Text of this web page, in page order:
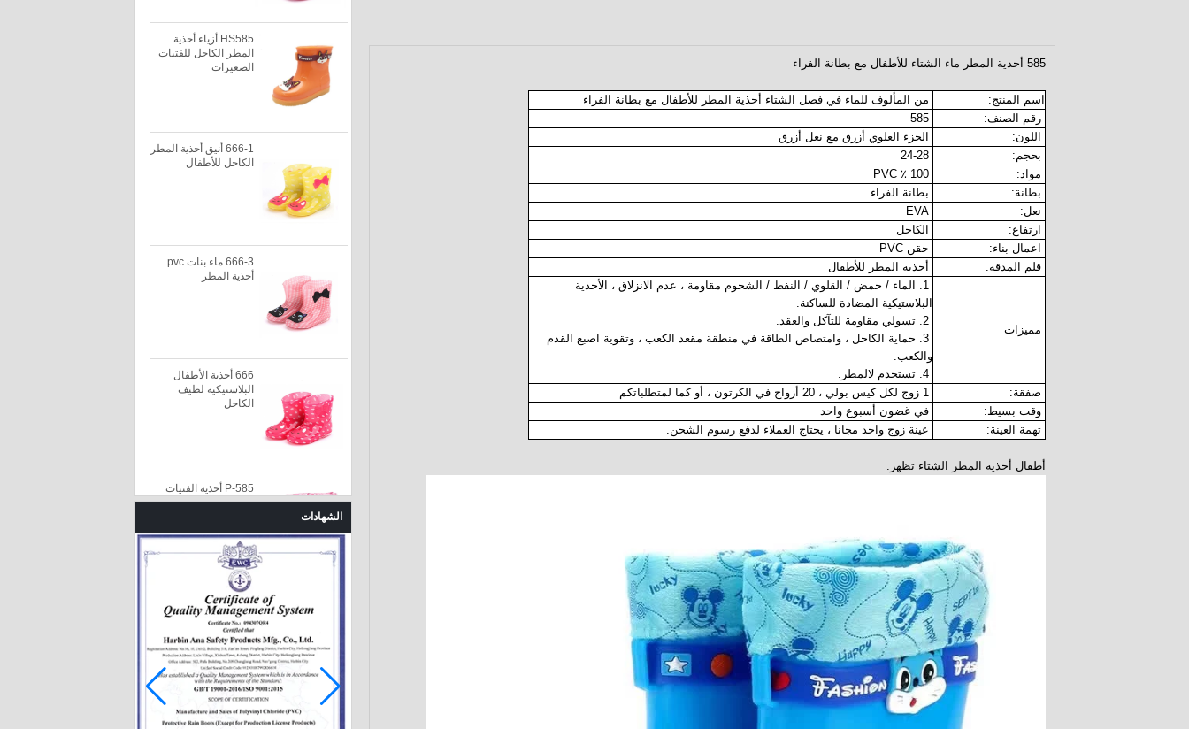
HS585 أزياء أحذية
المطر الكاحل للفتيات
الصغيرات
666-1 أنيق أحذية المطر
الكاحل للأطفال
666-3 ماء بنات pvc
أحذية المطر
666 أحذية الأطفال
البلاستيكية لطيف
الكاحل
585-P أحذية الفتيات
الشتاء الوردي المطر مع
بطانة الفراء
أحذية أطفال
HS585 أزياء أحذية
المطر الكاحل للفتيات
الصغيرات
الشهادات
585 أحذية المطر ماء الشتاء للأطفال مع بطانة الفراء
اسم المنتج:
من المألوف للماء في فصل الشتاء أحذية المطر للأطفال مع بطانة الفراء
رقم الصنف:
585
اللون:
الجزء العلوي أزرق مع نعل أزرق
بحجم:
24-28
مواد:
100 ٪ PVC
بطانة:
بطانة الفراء
نعل:
EVA
ارتفاع:
الكاحل
اعمال بناء:
حقن PVC
قلم المدقة:
أحذية المطر للأطفال
مميزات
1. الماء / حمض / القلوي / النفط / الشحوم مقاومة ، عدم الانزلاق ، الأحذية
البلاستيكية المضادة للساكنة.
2. تسولي مقاومة للتآكل والعقد.
3. حماية الكاحل ، وامتصاص الطاقة في منطقة مقعد الكعب ، وتقوية اصبع القدم
والكعب.
4. تستخدم لالمطر.
صفقة:
1 زوج لكل كيس بولي ، 20 أزواج في الكرتون ، أو كما لمتطلباتكم
وقت بسيط:
في غضون أسبوع واحد
تهمة العينة:
عينة زوج واحد مجانا ، يحتاج العملاء لدفع رسوم الشحن.
أطفال أحذية المطر الشتاء تظهر: